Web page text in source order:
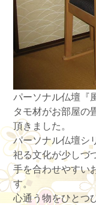
パーソナル仏壇『
タモ材がお部屋の
頂きました。
パーソナル仏壇シ
祀る文化が少しづ
手を合わせやすい
す。
心通う物をひとつ